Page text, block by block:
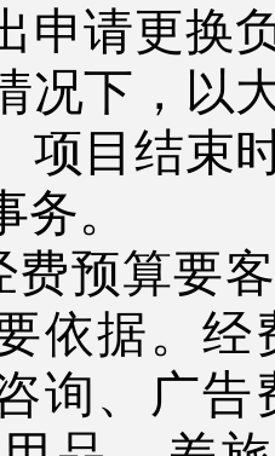
申请更换
况下，以
项目结束
。
费预算要
依据。
询、广